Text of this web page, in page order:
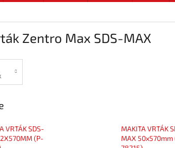
Zentro Max SDS-MAX
VRTÁK SDS-
(P-
MAKITA VRTÁK
MAX 50x570mm